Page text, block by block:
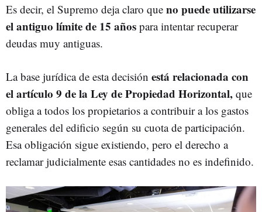
Es decir, el Supremo deja claro que no puede utilizarse
el antiguo límite de 15 años para intentar recuperar
deudas muy antiguas.
La base jurídica de esta decisión está relacionada con
el artículo 9 de la Ley de Propiedad Horizontal, que
obliga a todos los propietarios a contribuir a los gastos
generales del edificio según su cuota de participación.
Esa obligación sigue existiendo, pero el derecho a
reclamar judicialmente esas cantidades no es indefinido.